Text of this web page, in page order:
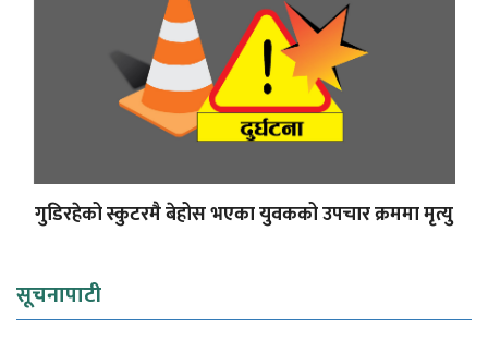
गुडिरहेको स्कुटरमै बेहोस भएका युवकको उपचार क्रममा मृत्यु
सूचनापाटी